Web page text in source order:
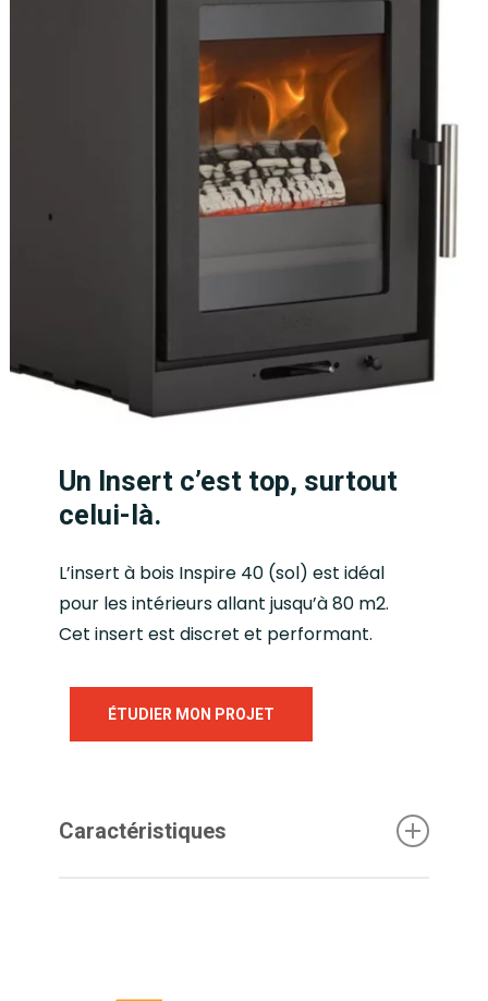
Un Insert c’est top, surtout
celui-là.
L’insert à bois Inspire 40 (sol) est idéal
pour les intérieurs allant jusqu’à 80 m2.
Cet insert est discret et performant.
ÉTUDIER MON PROJET
Caractéristiques